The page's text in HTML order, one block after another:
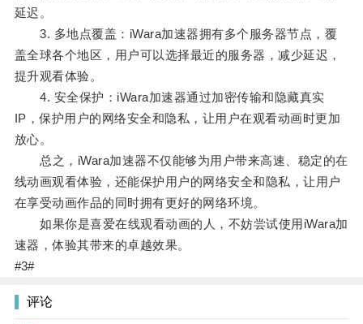
延迟。
3. 多地点覆盖：iWara加速器拥有多个服务器节点，覆
盖全球各个地区，用户可以选择最近的服务器，减少延迟，
提升观看体验。
4. 安全保护：iWara加速器通过加密传输和隐藏真实
IP，保护用户的网络安全和隐私，让用户在观看动画时更加
放心。
总之，iWara加速器不仅能够为用户带来高速、稳定的在
线动画观看体验，还能保护用户的网络安全和隐私，让用户
在享受动画作品的同时拥有更好的网络环境。
如果你是喜爱在线观看动画的人，不妨尝试使用iWara加
速器，体验其带来的卓越效果。
#3#
评论